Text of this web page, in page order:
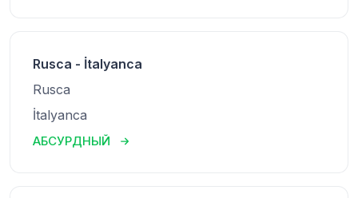
Rusca - İtalyanca
Rusca
İtalyanca
АБСУРДНЫЙ